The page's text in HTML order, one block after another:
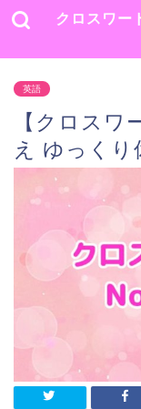
クロスワー
英語
【クロスワ
え ゆっくり